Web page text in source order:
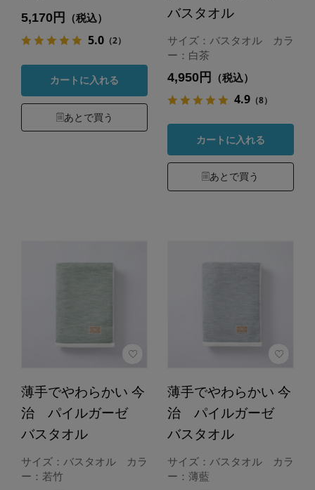
5,170円 （税込）
5.0（2）
カートに入れる
あとで買う
バスタオル
サイズ：バスタオル カラ
ー：白茶
4,950円 （税込）
4.9（8）
カートに入れる
あとで買う
薄手でやわらかい 今
治 パイルガーゼ
バスタオル
サイズ：バスタオル カラ
ー：若竹
薄手でやわらかい 今
治 パイルガーゼ
バスタオル
サイズ：バスタオル カラ
ー：薄藍